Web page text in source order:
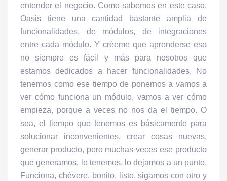
entender el negocio. Como sabemos en este caso,
Oasis tiene una cantidad bastante amplia de
funcionalidades, de módulos, de integraciones
entre cada módulo. Y créeme que aprenderse eso
no siempre es fácil y más para nosotros que
estamos dedicados a hacer funcionalidades, No
tenemos como ese tiempo de ponernos a vamos a
ver cómo funciona un módulo, vamos a ver cómo
empieza, porque a veces no nos da el tiempo. O
sea, el tiempo que tenemos es básicamente para
solucionar inconvenientes, crear cosas nuevas,
generar producto, pero muchas veces ese producto
que generamos, lo tenemos, lo dejamos a un punto.
Funciona, chévere, bonito, listo, sigamos con otro y